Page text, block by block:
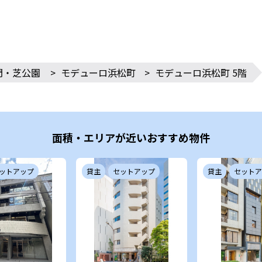
芝公園 > モデューロ浜松町 > モデューロ浜松町 5階
面積・エリアが近いおすすめ物件
トアップ 貸主 セットアップ 貸主 セット